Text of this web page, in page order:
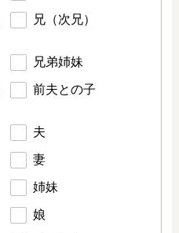
兄（次兄）
兄弟姉妹
前夫との子
夫
妻
姉妹
娘